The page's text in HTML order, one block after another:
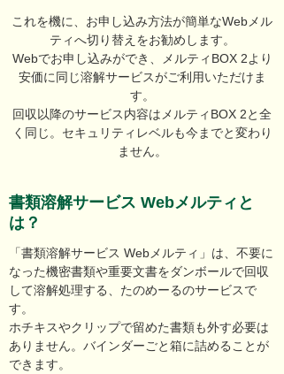
これを機に、お申し込み方法が簡単なWebメル
ティへ切り替えをお勧めします。
Webでお申し込みができ、メルティBOX 2より
安価に同じ溶解サービスがご利用いただけま
す。
回収以降のサービス内容はメルティBOX 2と全
く同じ。セキュリティレベルも今までと変わり
ません。
書類溶解サービス Webメルティと
は？
「書類溶解サービス Webメルティ」は、不要に
なった機密書類や重要文書をダンボールで回収
して溶解処理する、たのめーるのサービスで
す。
ホチキスやクリップで留めた書類も外す必要は
ありません。バインダーごと箱に詰めることが
できます。